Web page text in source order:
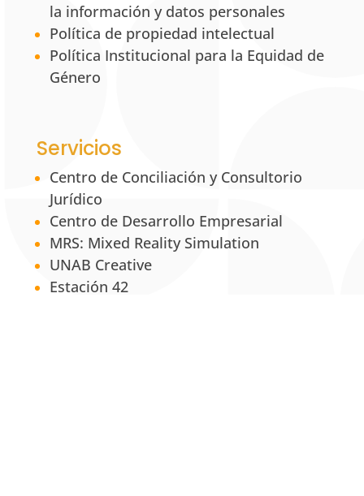
la información y datos personales
Política de propiedad intelectual
Política Institucional para la Equidad de
Género
Servicios
Centro de Conciliación y Consultorio
Jurídico
Centro de Desarrollo Empresarial
MRS: Mixed Reality Simulation
UNAB Creative
Estación 42